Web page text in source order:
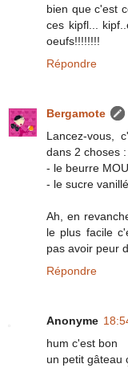
bien que c'est
ces kipfl...
oeufs!!!!!!!!
Répondre
Bergamote
Lancez-vous,
dans 2 choses :
- le beurre
- le sucre
Ah, en
le plus facile
pas avoir peur
Répondre
Anonyme
hum c'est bon
un petit gâteau